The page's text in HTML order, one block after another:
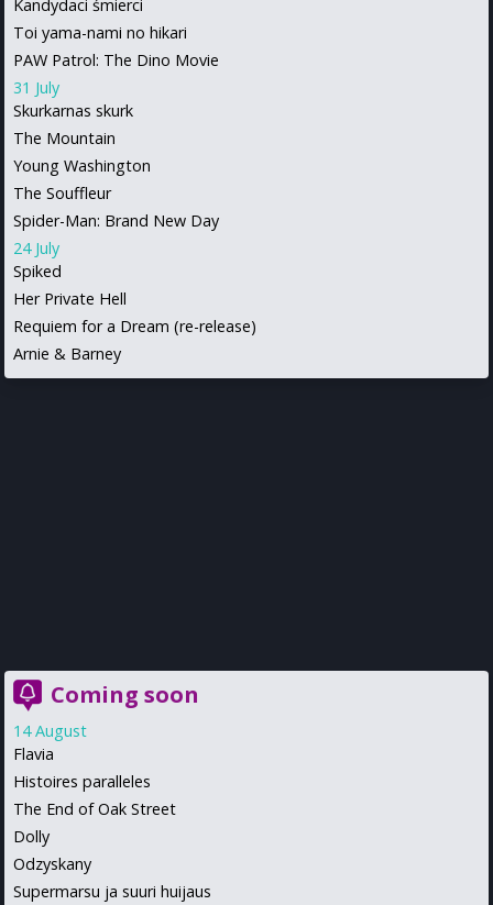
Kandydaci śmierci
Toi yama-nami no hikari
PAW Patrol: The Dino Movie
31 July
Skurkarnas skurk
The Mountain
Young Washington
The Souffleur
Spider-Man: Brand New Day
24 July
Spiked
Her Private Hell
Requiem for a Dream (re-release)
Arnie & Barney
Coming soon
14 August
Flavia
Histoires paralleles
The End of Oak Street
Dolly
Odzyskany
Supermarsu ja suuri huijaus